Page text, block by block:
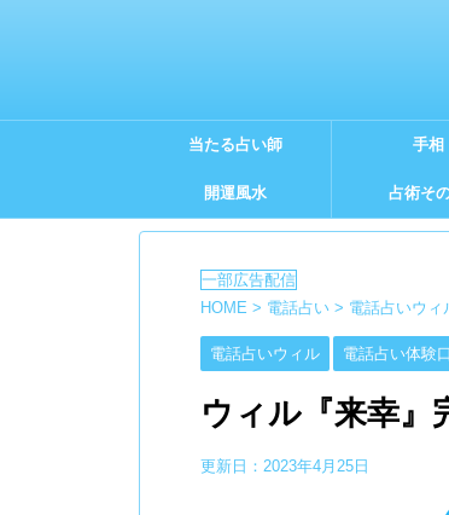
当たる占い師 手相
開運風水 占術そ
HOME > 電話占い > 電話占いウィ
電話占いウィル 電話占い体験
ウィル『来幸』
更新日： 2023年4月25日